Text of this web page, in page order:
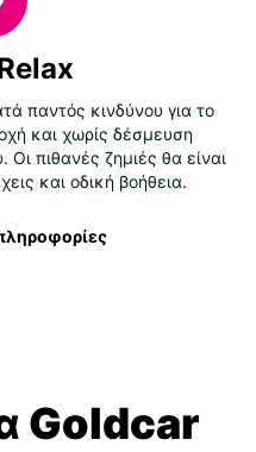
παντός κινδύνου για το
και χωρίς δέσμευση
πιθανές ζημιές θα είναι
και οδική βοήθεια.
Goldcar